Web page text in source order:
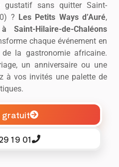
gustatif sans quitter Saint-
? Les Petits Ways d’Auré,
Saint-Hilaire-de-Chaléons
chaque événement en
la gastronomie africaine.
un anniversaire ou une
à vos invités une palette de
gratuit
19 01